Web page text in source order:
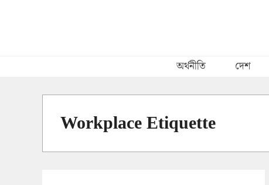
অর্থনীতি দেশ
Workplace Etiquette